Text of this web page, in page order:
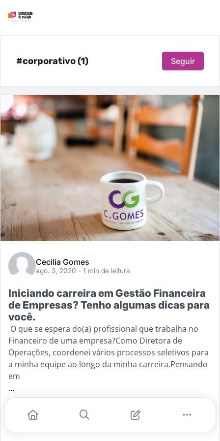
#corporativo (1) Seguir
Cecilia Gomes
ago. 3, 2020 - 1 min de leitura
Iniciando carreira em Gestão Financeira
de Empresas? Tenho algumas dicas para
você.
O que se espera do(a) profissional que trabalha no
Financeiro de uma empresa?Como Diretora de
Operações, coordenei vários processos seletivos para
a minha equipe ao longo da minha carreira.Pensando
em
...
#corporativo